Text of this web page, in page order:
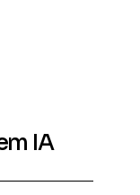
IA